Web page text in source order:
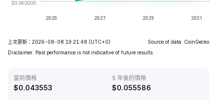
上次更新：2026-08-08 19:21:48 (UTC+0)
Source of data: CoinGecko
Disclaimer. Past performance is not indicative of future results.
當前價格
$0.043553
5 年後的價格
$0.055586